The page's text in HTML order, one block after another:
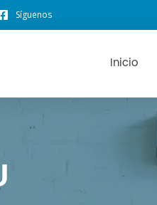
Síguenos
Inicio